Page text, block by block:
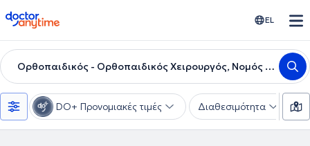
doctoranytime EL
Ορθοπαιδικός - Ορθοπαιδικός Χειρουργός, Νομός Αιτωλοακαρνανίας
DO+ Προνομιακές τιμές Διαθεσιμότητα